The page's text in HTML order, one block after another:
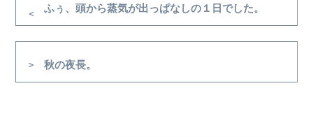
ナ
ゲ
ー
前
ふぅ、頭から蒸気が出っぱなしの１日でした。
次
秋の夜長。